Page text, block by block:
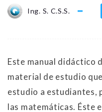
Ing. S. C.S.S.
Este manual didáctico
material de estudio
estudio a estudiantes,
las matemáticas. Éste